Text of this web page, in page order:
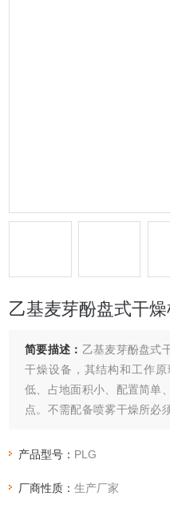
乙基麦芽酚盘式干
简要描述： 乙基麦芽酚盘式
干燥设备，其结构和工作
低、占地面积小、配置简单
点。不需配备喷雾干燥所必
夹带造成的产品损失。盘式
产品型号： PLG
厂商性质：生产厂家